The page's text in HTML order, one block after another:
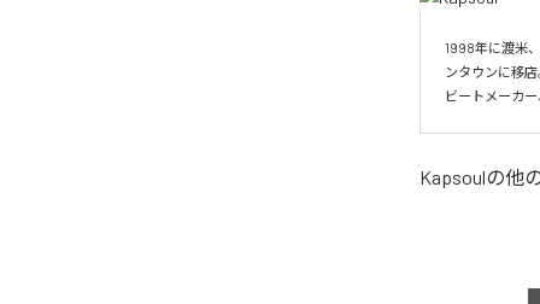
1998年に渡米
ンタウンに移
ビートメーカ
Kapsoulの他